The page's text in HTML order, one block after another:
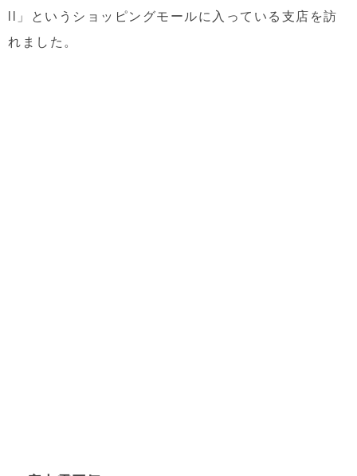
ll」というショッピングモールに入っている支店を訪
れました。